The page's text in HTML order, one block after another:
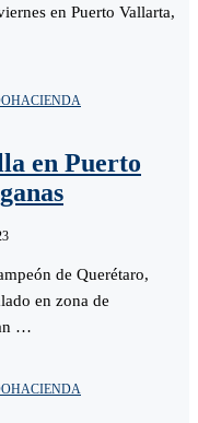
en Puerto Vallarta,
HACIENDA
en Puerto
de Querétaro,
en zona de
…
HACIENDA